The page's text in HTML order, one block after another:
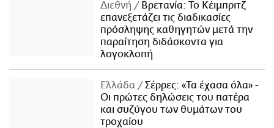
Διεθνή
Βρετανία: Το Κέιμπριτζ
επανεξετάζει τις διαδικασίες
πρόσληψης καθηγητών μετά την
παραίτηση διδάσκοντα για
λογοκλοπή
Ελλάδα
Σέρρες: «Τα έχασα όλα» -
Οι πρώτες δηλώσεις του πατέρα
και συζύγου των θυμάτων του
τροχαίου